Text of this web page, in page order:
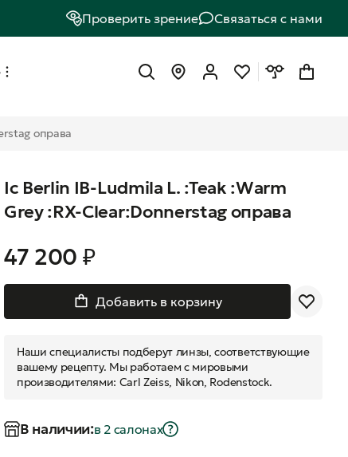
Проверить зрение Связаться с нами
оправа
Ic Berlin IB-Ludmila L. :Teak :Warm
Grey :RX-Clear:Donnerstag оправа
47 200 ₽
Добавить в корзину
Наши специалисты подберут линзы, соответствующие
вашему рецепту. Мы работаем с мировыми
производителями: Carl Zeiss, Nikon, Rodenstock.
В наличии:в 2 салонах